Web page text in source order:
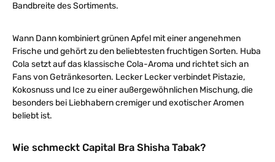
Bandbreite des Sortiments.
Wann Dann kombiniert grünen Apfel mit einer angenehmen
Frische und gehört zu den beliebtesten fruchtigen Sorten. Huba
Cola setzt auf das klassische Cola-Aroma und richtet sich an
Fans von Getränkesorten. Lecker Lecker verbindet Pistazie,
Kokosnuss und Ice zu einer außergewöhnlichen Mischung, die
besonders bei Liebhabern cremiger und exotischer Aromen
beliebt ist.
Wie schmeckt Capital Bra Shisha Tabak?